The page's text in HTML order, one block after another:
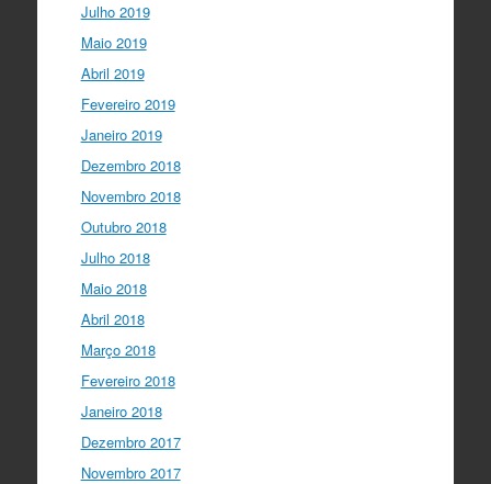
Julho 2019
Maio 2019
Abril 2019
Fevereiro 2019
Janeiro 2019
Dezembro 2018
Novembro 2018
Outubro 2018
Julho 2018
Maio 2018
Abril 2018
Março 2018
Fevereiro 2018
Janeiro 2018
Dezembro 2017
Novembro 2017